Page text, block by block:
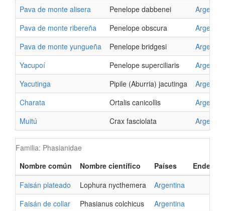
Pava de monte alisera
Penelope dabbenei
Pava de monte ribereña
Penelope obscura
Pava de monte yungueña
Penelope bridgesi
Yacupoí
Penelope superciliaris
Yacutinga
Pipile (Aburria) jacutinga
Charata
Ortalis canicollis
Muitú
Crax fasciolata
Familia: Phasianidae
Nombre común
Nombre científico Países
Faisán plateado
Lophura nycthemera
Argentina
Faisán de collar
Phasianus colchicus Argentina